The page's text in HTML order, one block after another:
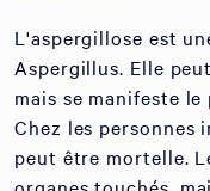
L'aspergillose est
Aspergillus. Elle
mais se manifeste
Chez les personnes
peut être mortelle.